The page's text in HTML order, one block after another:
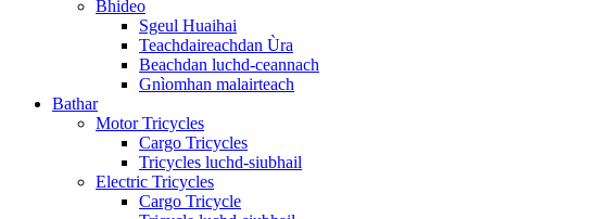
Bhideo
Sgeul Huaihai
Teachdaireachdan Ùra
Beachdan luchd-ceannach
Gnìomhan malairteach
Bathar
Motor Tricycles
Cargo Tricycles
Tricycles luchd-siubhail
Electric Tricycles
Cargo Tricycle